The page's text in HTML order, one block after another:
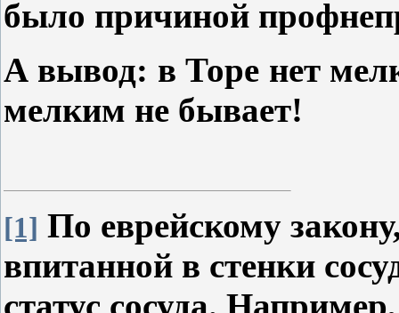
было причиной
А вывод: в Торе нет
мелким не бывает!
[1] По еврейскому
впитанной в стенки
статус сосуда.